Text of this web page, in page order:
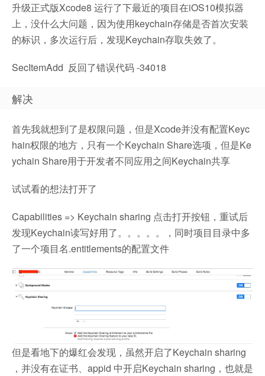
升级正式版Xcode8 运行了下最近的项目在iOS10模拟器
上，没什么大问题，因为使用keychain存储是否首次安装
的标识，多次运行后，发现Keychain存取失效了。
SecItemAdd 反回了错误代码 -34018
解决
首先我就想到了是权限问题，但是Xcode并没有配置Keyc
hain权限的地方，只有一个Keychain Share选项，但是Ke
ychain Share用于开发者不同应用之间Keychain共享
试试看的想法打开了
Capabilities => Keychain sharing 点击打开按钮，重试后
发现Keychain读写好用了。。。。。，同时项目目录中多
了一个项目名.entitlements的配置文件
但是看地下的爆红会发现，虽然开启了Keychain sharing
，并没有在证书、appid 中开启Keychain sharing，也就是